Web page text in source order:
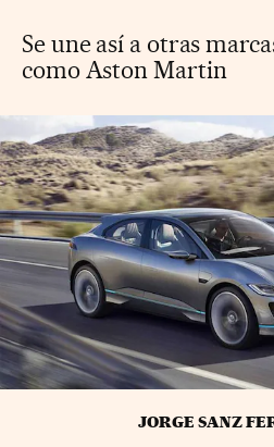
Se une así a otras
como Aston Martin
JORGE SANZ